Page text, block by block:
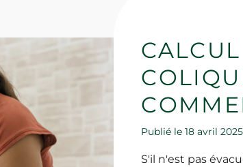
Publié le 18 avril
S'il n'est pas